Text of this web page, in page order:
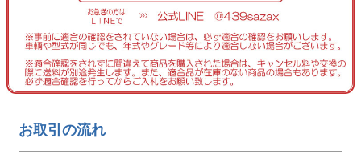
お取引の流れ